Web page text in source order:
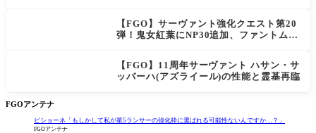
【FGO】サーヴァント強化クエスト第20
弾！鬼女紅葉にNP30追加、ファントムも
【FGO】11周年サーヴァント ハサン・サ
ッバーハ(アズライール)の性能と霊基再臨
FGOアンテナ
ビショーネ「もしかして私が星5ランサーの強化枠に選ばれる可能性ないんですか…？」
FGOアンテナ